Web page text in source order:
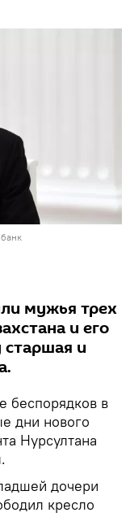
мужья трех
и его
старшая и
беспорядков в
дни нового
Нурсултана
дочери
кресло